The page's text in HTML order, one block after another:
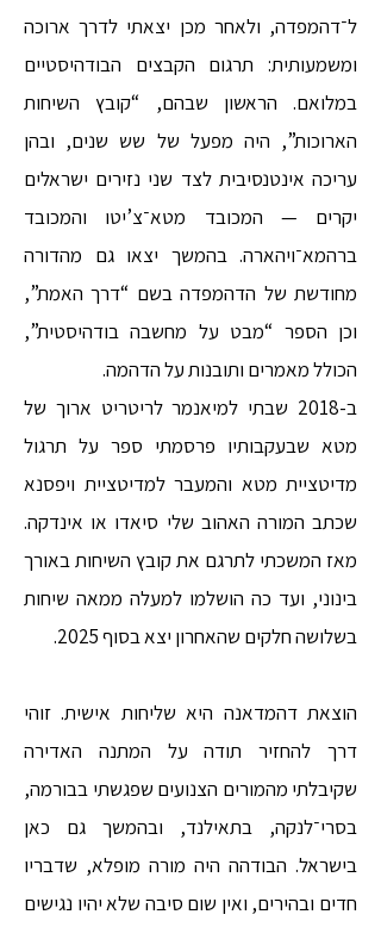
ל־דהמפדה, ולאחר מכן יצאתי לדרך ארוכה
ומשמעותית: תרגום הקבצים הבודהיסטיים
במלואם. הראשון שבהם, “קובץ השיחות
הארוכות”, היה מפעל של שש שנים, ובהן
עריכה אינטנסיבית לצד שני נזירים ישראלים
יקרים — המכובד מטא־צ’יטו והמכובד
ברהמא־ויהארה. בהמשך יצאו גם מהדורה
מחודשת של הדהמפדה בשם “דרך האמת”,
וכן הספר “מבט על מחשבה בודהיסטית”,
הכולל מאמרים ותובנות על הדהמה.
ב-2018 שבתי למיאנמר לריטריט ארוך של
מטא שבעקבותיו פרסמתי ספר על תרגול
מדיטציית מטא והמעבר למדיטציית ויפסנא
שכתב המורה האהוב שלי סיאדו או אינדקה.
מאז המשכתי לתרגם את קובץ השיחות באורך
בינוני, ועד כה הושלמו למעלה ממאה שיחות
בשלושה חלקים שהאחרון יצא בסוף 2025.
הוצאת דהמדאנה היא שליחות אישית. זוהי
דרך להחזיר תודה על המתנה האדירה
שקיבלתי מהמורים הצנועים שפגשתי בבורמה,
בסרי־לנקה, בתאילנד, ובהמשך גם כאן
בישראל. הבודהה היה מורה מופלא, שדבריו
חדים ובהירים, ואין שום סיבה שלא יהיו נגישים